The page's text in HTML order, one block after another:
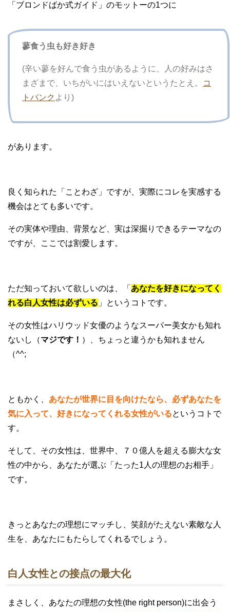
「ブロンドばか式ガイド」のモットーの1つに
蓼食う虫も好き好き
(辛い蓼を好んで食う虫があるように、人の好みはさ
まざまで、いちがいにはいえないというたとえ。
コ
トバンク より)
があります。
良く知られた「ことわざ」ですが、実際にコレを実感する
機会はとても多いです。
その実体や理由、背景など、実は深掘りできるテーマなの
ですが、ここでは割愛します。
ただ知っておいて欲しいのは、「 あなたを好きになってく
れる白人女性は必ずいる 」というコトです。
その女性はハリウッド女優のようなスーパー美女かも知れ
ないし（マジです！ ）、ちょっと違うかも知れません
（^^;
ともかく、 あなたが世界に目を向けたなら、必ずあなたを
気に入って、好きになってくれる女性がいるというコトで
す。
そして、その女性は、世界中、７０億人を超える膨大な女
性の中から、あなたが選ぶ「たった1人の理想のお相手」
です。
きっとあなたの理想にマッチし、笑顔がたえない素敵な人
生を、あなたにもたらしてくれるでしょう。
白人女性との接点の最大化
まさしく、あなたの理想の女性(the right person)に出会う